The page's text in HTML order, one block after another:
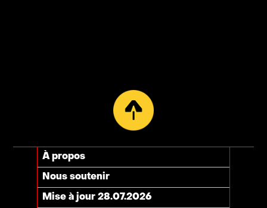
À propos
Nous soutenir
Mise à jour 28.07.2026